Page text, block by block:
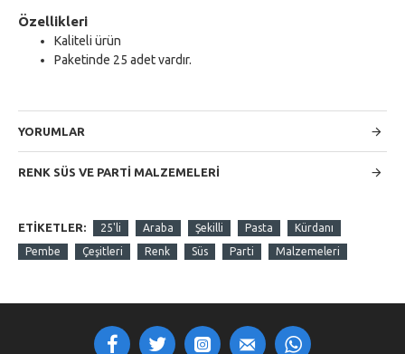
Özellikleri
Kaliteli ürün
Paketinde 25 adet vardır.
YORUMLAR
RENK SÜS VE PARTI MALZEMELERI
ETIKETLER: 25'li Araba Şekilli Pasta Kürdanı
Pembe Çeşitleri Renk Süs Parti Malzemeleri